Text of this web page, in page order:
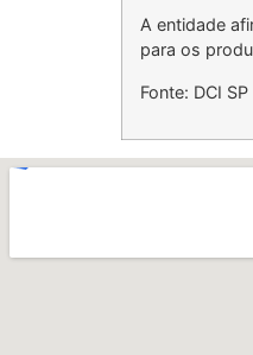
A entidade
para os
Fonte: DCI SP